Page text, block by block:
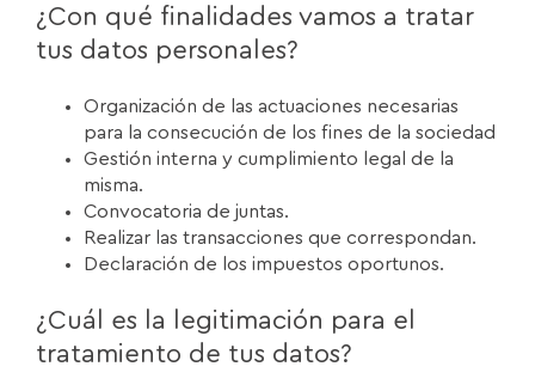
¿Con qué finalidades vamos a tratar
tus datos personales?
Organización de las actuaciones necesarias
para la consecución de los fines de la sociedad
Gestión interna y cumplimiento legal de la
misma.
Convocatoria de juntas.
Realizar las transacciones que correspondan.
Declaración de los impuestos oportunos.
¿Cuál es la legitimación para el
tratamiento de tus datos?